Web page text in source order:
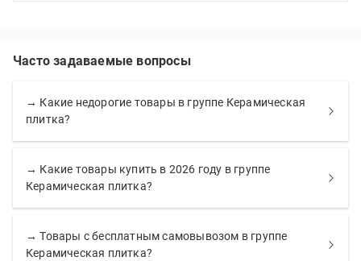
Часто задаваемые вопросы
→ Какие недорогие товары в группе Керамическая
плитка?
→ Какие товары купить в 2026 году в группе
Керамическая плитка?
→ Товары с бесплатным самовывозом в группе
Керамическая плитка?